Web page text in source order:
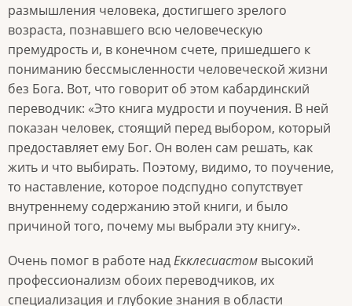
размышления человека, достигшего зрелого
возраста, познавшего всю человеческую
премудрость и, в конечном счете, пришедшего к
пониманию бессмысленности человеческой жизни
без Бога. Вот, что говорит об этом кабардинский
переводчик: «Это книга мудрости и поучения. В ней
показан человек, стоящий перед выбором, который
предоставляет ему Бог. Он волен сам решать, как
жить и что выбирать. Поэтому, видимо, то поучение,
то наставление, которое подспудно сопутствует
внутреннему содержанию этой книги, и было
причиной того, почему мы выбрали эту книгу».
Очень помог в работе надЕкклесиастом высокий
профессионализм обоих переводчиков, их
специализация и глубокие знания в области